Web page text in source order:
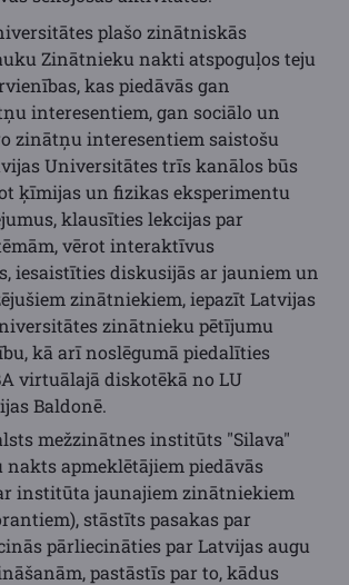
plašo zinātniskās
Zinātnieku nakti atspoguļos teju
kas piedāvās gan
interesentiem, gan sociālo un
zinātņu interesentiem saistošu
Universitātes trīs kanālos būs
ķīmijas un fizikas eksperimentu
klausīties lekcijas par
vērot interaktīvus
iesaistīties diskusijās ar jauniem un
zinātniekiem, iepazīt Latvijas
zinātnieku pētījumu
kā arī noslēgumā piedalīties
virtuālajā diskotēkā no LU
Baldonē.
mežzinātnes institūts "Silava"
apmeklētājiem piedāvās
institūta jaunajiem zinātniekiem
stāstīts pasakas par
pārliecināties par Latvijas augu
pastāstīs par to, kādus